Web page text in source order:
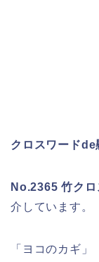
クロスワードde
No.2365 竹クロ
介しています。
「ヨコのカギ